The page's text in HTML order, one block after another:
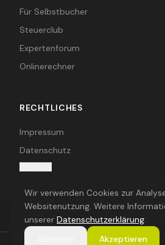
Für Selbstbucher
Steuerclub
Expertenforum
Onlinerechner
RECHTLICHES
Impressum
Datenschutz
Wir verwenden Cookies zur
Websitenutzung. Weitere
unserer Datenschutzerklärung.
Akzeptieren